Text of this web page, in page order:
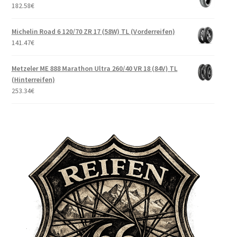
182.58€
Michelin Road 6 120/70 ZR 17 (58W) TL (Vorderreifen)
141.47€
Metzeler ME 888 Marathon Ultra 260/40 VR 18 (84V) TL
(Hinterreifen)
253.34€